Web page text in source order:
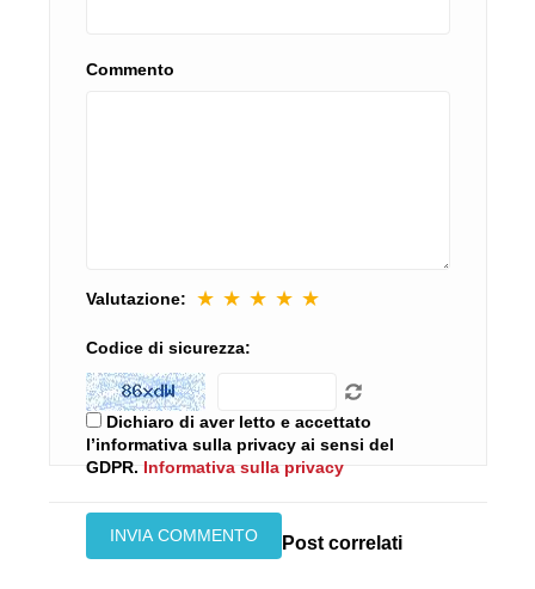
Commento
Valutazione: ★ ★ ★ ★ ★
Codice di sicurezza:
Dichiaro di aver letto e accettato
l’informativa sulla privacy ai sensi del
GDPR. Informativa sulla privacy
Post correlati